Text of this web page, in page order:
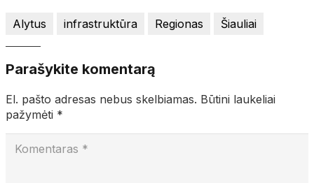
Alytus infrastruktūra Regionas Šiauliai
Parašykite komentarą
El. pašto adresas nebus skelbiamas. Būtini laukeliai
pažymėti *